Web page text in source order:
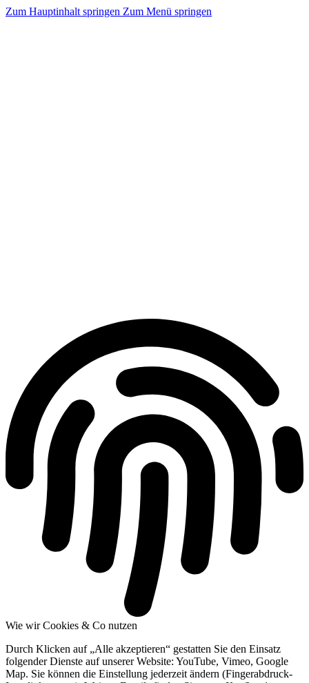
Zum Hauptinhalt springen Zum Menü springen
Wie wir Cookies & Co nutzen
Durch Klicken auf „Alle akzeptieren“ gestatten Sie den Einsatz
folgender Dienste auf unserer Website: YouTube, Vimeo, Google
Map. Sie können die Einstellung jederzeit ändern (Fingerabdruck-